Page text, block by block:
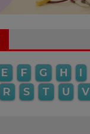
E F G H I
R S T U V